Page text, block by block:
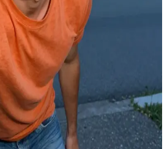
vänner får Sammy Duchabeau idén
och hennes mystiskt försvunna
det här äventyret utan en aning om de
du måste bestämma dig för om du ska
gamla hus tonar upp sig i
att avslöja sina hemligheter.